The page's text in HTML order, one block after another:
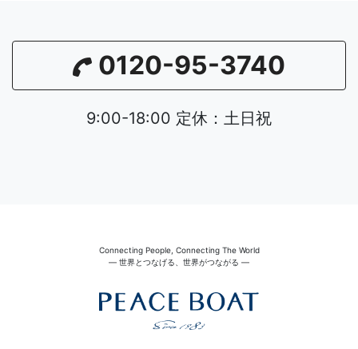
0120-95-3740
9:00-18:00 定休：土日祝
Connecting People, Connecting The World
― 世界とつなげる、世界がつながる ―